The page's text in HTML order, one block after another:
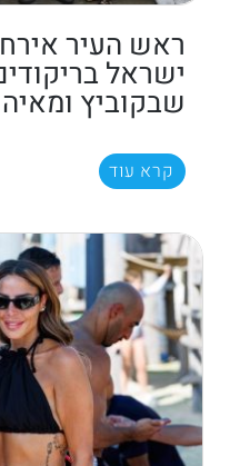
ראש העיר
ישראל
שבקוביץ ומאיה
קרא עוד